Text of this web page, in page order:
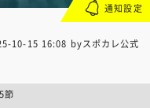
10-15 16:08 byスポカレ公式
通知設定